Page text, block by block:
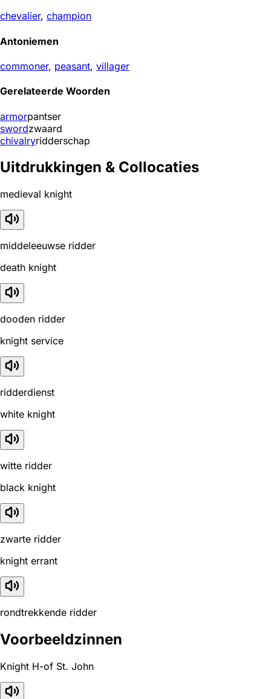
chevalier, champion
Antoniemen
commoner, peasant, villager
Gerelateerde Woorden
armorpantser
swordzwaard
chivalryridderschap
Uitdrukkingen & Collocaties
medieval knight
middeleeuwse ridder
death knight
dooden ridder
knight service
ridderdienst
white knight
witte ridder
black knight
zwarte ridder
knight errant
rondtrekkende ridder
Voorbeeldzinnen
Knight H-of St. John